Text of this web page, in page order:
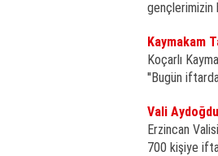
gençlerimizin
Kaymakam
Koçarlı
''Bugün
Vali
Erzincan
700 kişiye